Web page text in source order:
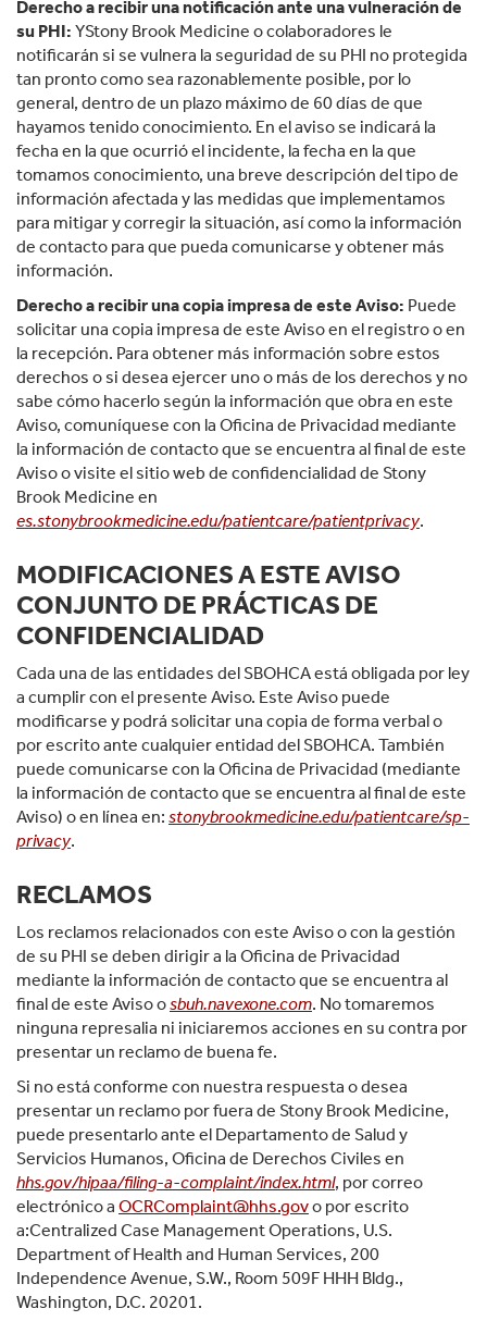
Derecho a recibir una notificación ante una vulneración de
su PHI: YStony Brook Medicine o colaboradores le
notificarán si se vulnera la seguridad de su PHI no protegida
tan pronto como sea razonablemente posible, por lo
general, dentro de un plazo máximo de 60 días de que
hayamos tenido conocimiento. En el aviso se indicará la
fecha en la que ocurrió el incidente, la fecha en la que
tomamos conocimiento, una breve descripción del tipo de
información afectada y las medidas que implementamos
para mitigar y corregir la situación, así como la información
de contacto para que pueda comunicarse y obtener más
información.
Derecho a recibir una copia impresa de este Aviso: Puede
solicitar una copia impresa de este Aviso en el registro o en
la recepción. Para obtener más información sobre estos
derechos o si desea ejercer uno o más de los derechos y no
sabe cómo hacerlo según la información que obra en este
Aviso, comuníquese con la Oficina de Privacidad mediante
la información de contacto que se encuentra al final de este
Aviso o visite el sitio web de confidencialidad de Stony
Brook Medicine en
es.stonybrookmedicine.edu/patientcare/patientprivacy.
MODIFICACIONES A ESTE AVISO
CONJUNTO DE PRÁCTICAS DE
CONFIDENCIALIDAD
Cada una de las entidades del SBOHCA está obligada por ley
a cumplir con el presente Aviso. Este Aviso puede
modificarse y podrá solicitar una copia de forma verbal o
por escrito ante cualquier entidad del SBOHCA. También
puede comunicarse con la Oficina de Privacidad (mediante
la información de contacto que se encuentra al final de este
Aviso) o en línea en: stonybrookmedicine.edu/patientcare/sp-
privacy.
RECLAMOS
Los reclamos relacionados con este Aviso o con la gestión
de su PHI se deben dirigir a la Oficina de Privacidad
mediante la información de contacto que se encuentra al
final de este Aviso osbuh.navexone.com. No tomaremos
ninguna represalia ni iniciaremos acciones en su contra por
presentar un reclamo de buena fe.
Si no está conforme con nuestra respuesta o desea
presentar un reclamo por fuera de Stony Brook Medicine,
puede presentarlo ante el Departamento de Salud y
Servicios Humanos, Oficina de Derechos Civiles en
hhs.gov/hipaa/filing-a-complaint/index.html, por correo
electrónico a OCRComplaint@hhs.govo por escrito
a:Centralized Case Management Operations, U.S.
Department of Health and Human Services, 200
Independence Avenue, S.W., Room 509F HHH Bldg.,
Washington, D.C. 20201.